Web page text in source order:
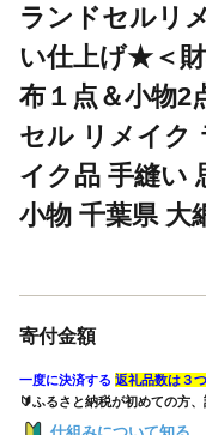
ランドセルリ
い仕上げ★＜
布１点＆小物2
セル リメイク
イク品 手縫い
小物 千葉県 大
寄付金額
一度に決済する 返礼品数は３
🔰ふるさと納税が初めての方